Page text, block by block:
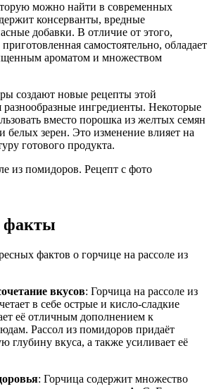
можно найти в современных
консерванты, вредные
добавки. В отличие от этого,
самостоятельно, обладает
ароматом и множеством
создают новые рецепты этой
разнообразные ингредиенты. Некоторые
вместо порошка из желтых семян
белых зерен. Это изменение влияет на
готового продукта.
факты
фактов о горчице на рассоле из
вкусов: Горчица на рассоле из
в себе острые и кисло-сладкие
её отличным дополнением к
Рассол из помидоров придаёт
глубину вкуса, а также усиливает её
: Горчица содержит множество